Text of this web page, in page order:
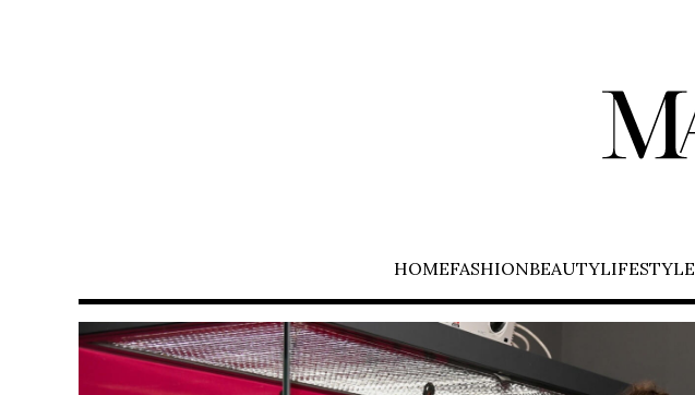
HOMEFASHIONBEAUTYLIFESTYLE